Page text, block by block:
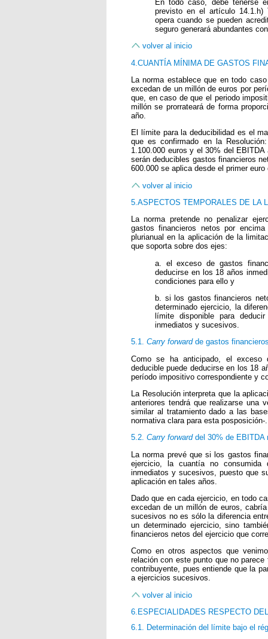
En todo caso, debe tenerse
previsto en el artículo 14.1.h)
opera cuando se pueden
seguro generará abundantes
volver al inicio
4.CUANTÍA MÍNIMA DE GASTOS
La norma establece que en todo
excedan de un millón de euros por
que, en caso de que el periodo
millón se prorrateará de forma
año.
El límite para la deducibilidad es el
que es confirmado en la
1.100.000 euros y el 30% del
serán deducibles gastos financieros
600.000 se aplica desde el primer
volver al inicio
5.ASPECTOS TEMPORALES DE LA
La norma pretende no penalizar
gastos financieros netos por
plurianual en la aplicación de la
que soporta sobre dos ejes:
a. el exceso de gastos
deducirse en los 18 años
condiciones para ello y
b. si los gastos financieros
determinado ejercicio, la
límite disponible para
inmediatos y sucesivos.
5.1. Carry forwardde gastos
Como se ha anticipado, el exceso
deducible puede deducirse en los 18
período impositivo correspondiente y
La Resolución interpreta que la
anteriores tendrá que realizarse una
similar al tratamiento dado a las
normativa clara para esta posposición-.
5.2. Carry forwarddel 30% de EBITDA
La norma prevé que si los gastos
ejercicio, la cuantía no
inmediatos y sucesivos, puesto que
aplicación en tales años.
Dado que en cada ejercicio, en todo
excedan de un millón de euros,
sucesivos no es sólo la diferencia
un determinado ejercicio, sino
financieros netos del ejercicio que
Como en otros aspectos que
relación con este punto que no
contribuyente, pues entiende que la
a ejercicios sucesivos.
volver al inicio
6.ESPECIALIDADES RESPECTO
6.1. Determinación del límite bajo el